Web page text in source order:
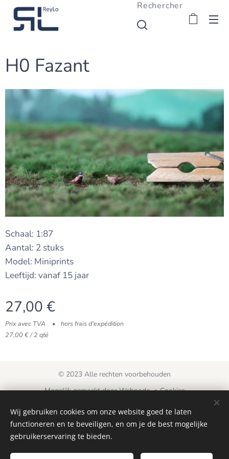
Rechercher
H0 Fazant
Schaal: 1:87
Aantal: 2 stuks
Model: Miniprints
Leeftijd: vanaf 15 jaar
27,00 €
Prix avec TVA
hors frais d'expédition
27,00 € / 2 qté
© 2023 Alle rechten voorbehouden
Mogelijk gemaakt doorWebnode Cookies
Langues
Nederlands
Français
Wij gebruiken cookies om onze website goed te laten
functioneren en te beveiligen, en om je de best mogelijke
gebruikerservaring te bieden.